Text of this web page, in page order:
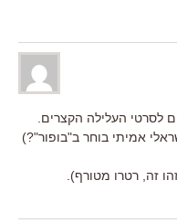
לסרטי העלילה הקצרים.
אמיתי בוחר ב"בופור"?)
זה, רטרו מטורף).